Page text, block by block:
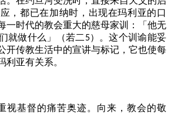
，都已在加纳时，出现在玛利亚的口
一时代的教会重大的慈母家训：「他无
就做什么」（若二 5）。这个训谕能妥
开传教生活中的宣讲与标记，它也使每
利亚有关系。
视基督的痛苦奥迹。向来，教会的敬